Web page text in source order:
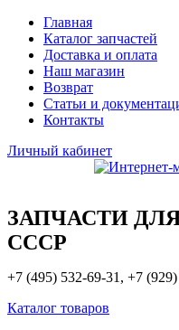
Главная
Каталог запчастей
Доставка и оплата
Наш магазин
Возврат
Статьи и
Контакты
Личный кабинет
ЗАПЧАСТИ
СССР
+7 (495) 532-69-31, +7
Каталог товаров